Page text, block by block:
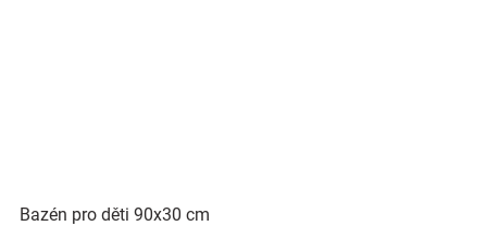
Bazén pro děti 90x30 cm